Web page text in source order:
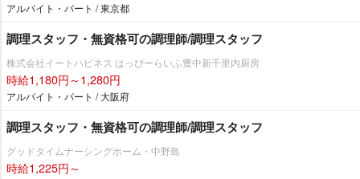
アルバイト・パート / 東京都
調理スタッフ・無資格可の調理師/調理スタッフ
株式会社イートハピネス はっぴーらいふ豊中新千里内厨房
時給1,180円～1,280円
アルバイト・パート / 大阪府
調理スタッフ・無資格可の調理師/調理スタッフ
グッドタイムナーシングホーム・中野島
時給1,225円～